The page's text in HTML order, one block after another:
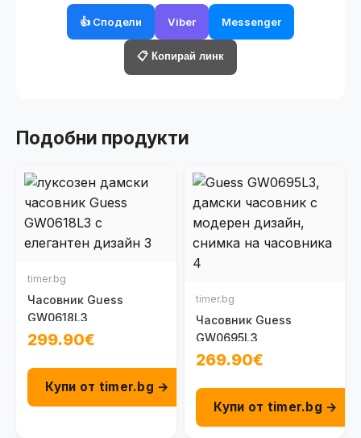
👍 Сподели Viber Messenger
📋 Копирай линк
Подобни продукти
timer.bg
Часовник Guess
GW0618L3
299.90€
Купи от timer.bg →
timer.bg
Часовник Guess
GW0695L3
269.90€
Купи от timer.bg →